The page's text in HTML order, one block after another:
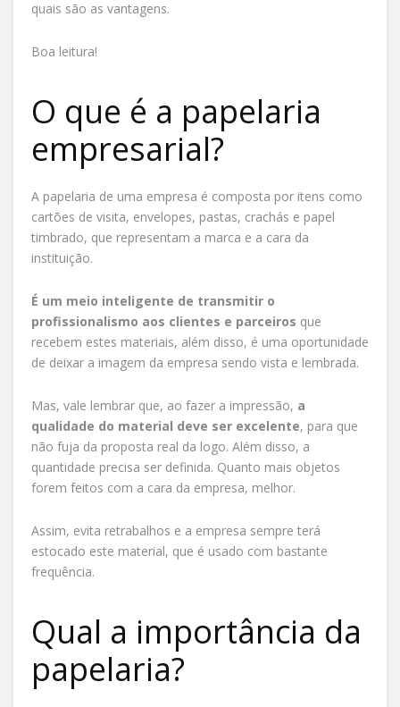
quais são as vantagens.
Boa leitura!
O que é a papelaria
empresarial?
A papelaria de uma empresa é composta por itens como
cartões de visita, envelopes, pastas, crachás e papel
timbrado, que representam a marca e a cara da
instituição.
É um meio inteligente de transmitir o
profissionalismo aos clientes e parceiros que
recebem estes materiais, além disso, é uma oportunidade
de deixar a imagem da empresa sendo vista e lembrada.
Mas, vale lembrar que, ao fazer a impressão, a
qualidade do material deve ser excelente, para que
não fuja da proposta real da logo. Além disso, a
quantidade precisa ser definida. Quanto mais objetos
forem feitos com a cara da empresa, melhor.
Assim, evita retrabalhos e a empresa sempre terá
estocado este material, que é usado com bastante
frequência.
Qual a importância da
papelaria?